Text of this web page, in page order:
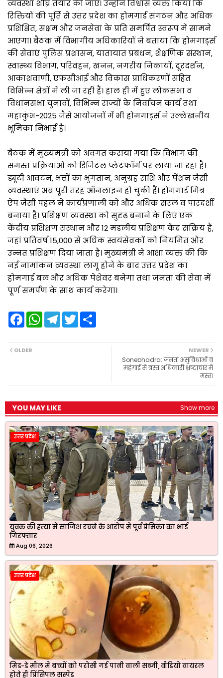
व्यवस्था शीघ्र तैयार की जाए। उन्होंने विश्वास व्यक्त किया कि
रिक्तियों की पूर्ति से उत्तर प्रदेश का होमगार्ड संगठन और अधिक
प्रशिक्षित, सक्षम और जनसेवा के प्रति समर्पित स्वरूप में सामने
आएगा। बैठक में विभागीय अधिकारियों ने बताया कि होमगार्ड्स
की सेवाएं पुलिस प्रशासन, यातायात प्रबंधन, शैक्षणिक संस्थान,
स्वास्थ्य विभाग, परिवहन, खनन, नगरीय निकायों, दूरदर्शन,
आकाशवाणी, एफसीआई और विकास प्राधिकरणों सहित
विभिन्न क्षेत्रों में ली जा रही हैं। हाल ही में हुए लोकसभा व
विधानसभा चुनावों, विभिन्न राज्यों के निर्वाचन कार्य तथा
महाकुंभ-2025 जैसे आयोजनों में भी होमगार्ड्स ने उल्लेखनीय
भूमिका निभाई है।
बैठक में मुख्यमंत्री को अवगत कराया गया कि विभाग की
समस्त प्रक्रियाओं को डिजिटल प्लेटफॉर्म पर लाया जा रहा है।
ड्यूटी आवंटन, भत्तों का भुगतान, अनुग्रह राशि और पेंशन जैसी
व्यवस्थाएं अब पूरी तरह ऑनलाइन हो चुकी हैं। होमगार्ड मित्र
ऐप जैसी पहल ने कार्यप्रणाली को और अधिक सरल व पारदर्शी
बनाया है। प्रशिक्षण व्यवस्था को सुदृढ़ बनाने के लिए एक
केंद्रीय प्रशिक्षण संस्थान और 12 मंडलीय प्रशिक्षण केंद्र सक्रिय हैं,
जहां प्रतिवर्ष 15,000 से अधिक स्वयंसेवकों को नियमित और
उन्नत प्रशिक्षण दिया जाता है। मुख्यमंत्री ने आशा व्यक्त की कि
नई नामांकन व्यवस्था लागू होने के बाद उत्तर प्रदेश का
होमगार्ड बल और अधिक पेशेवर बनेगा तथा जनता की सेवा में
पूर्ण समर्पण के साथ कार्य करेगा।
F
a
b
o
W
T
e
T
w
NEWER
Sonebhadra: जनता असुविधाओं व
महंगाई से त्रस्त अधिकारी भ्रष्टाचार में
मस्त।
OLDER
YOU MAY LIKE Show more
उत्तर प्रदेश
युवक की हत्या में साजिश रचने के आरोप में पूर्व प्रेमिका का भाई
गिरफ्तार
Aug 06, 2026
उत्तर प्रदेश
मिड-डे मील में बच्चों को परोसी गई पानी वाली सब्जी, वीडियो वायरल
होते ही प्रिंसिपल सस्पेंड